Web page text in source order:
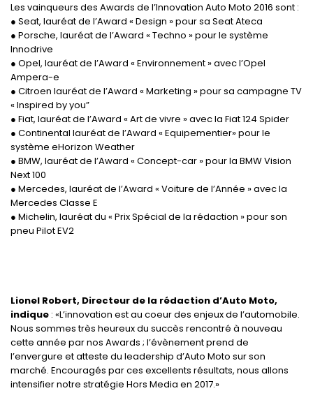
Les vainqueurs des Awards de l’Innovation Auto Moto 2016 sont :
● Seat, lauréat de l’Award « Design » pour sa Seat Ateca
● Porsche, lauréat de l’Award « Techno » pour le système
Innodrive
● Opel, lauréat de l’Award « Environnement » avec l’Opel
Ampera-e
● Citroen lauréat de l’Award « Marketing » pour sa campagne TV
« Inspired by you”
● Fiat, lauréat de l’Award « Art de vivre » avec la Fiat 124 Spider
● Continental lauréat de l’Award « Equipementier» pour le
système eHorizon Weather
● BMW, lauréat de l’Award « Concept-car » pour la BMW Vision
Next 100
● Mercedes, lauréat de l’Award « Voiture de l’Année » avec la
Mercedes Classe E
● Michelin, lauréat du « Prix Spécial de la rédaction » pour son
pneu Pilot EV2
Lionel Robert, Directeur de la rédaction d’Auto Moto,
indique : «L’innovation est au coeur des enjeux de l’automobile.
Nous sommes très heureux du succès rencontré à nouveau
cette année par nos Awards ; l’évènement prend de
l’envergure et atteste du leadership d’Auto Moto sur son
marché. Encouragés par ces excellents résultats, nous allons
intensifier notre stratégie Hors Media en 2017.»